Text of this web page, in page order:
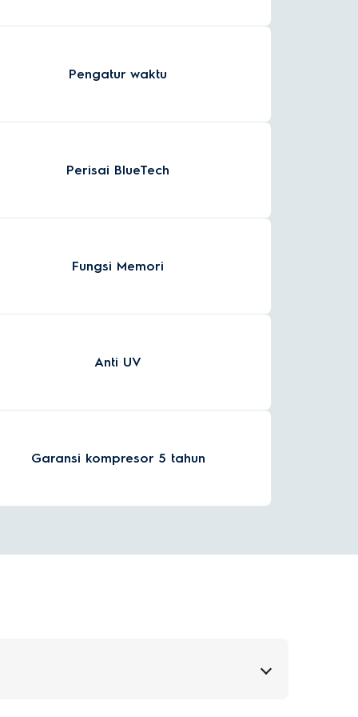
Pengatur waktu
Perisai BlueTech
Fungsi Memori
Anti UV
Garansi kompresor 5 tahun